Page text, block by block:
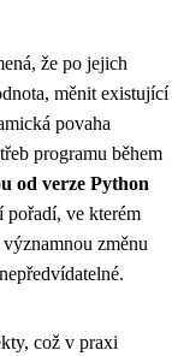
že po jejich
měnit existující
povaha
programu během
od verze Python
pořadí, ve kterém
změnu
což v praxi